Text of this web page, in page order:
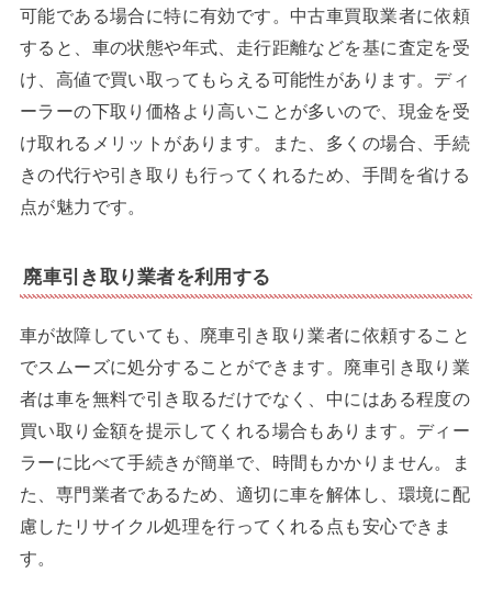
可能である場合に特に有効です。中古車買取業者に依頼
すると、車の状態や年式、走行距離などを基に査定を受
け、高値で買い取ってもらえる可能性があります。ディ
ーラーの下取り価格より高いことが多いので、現金を受
け取れるメリットがあります。また、多くの場合、手続
きの代行や引き取りも行ってくれるため、手間を省ける
点が魅力です。
廃車引き取り業者を利用する
車が故障していても、廃車引き取り業者に依頼すること
でスムーズに処分することができます。廃車引き取り業
者は車を無料で引き取るだけでなく、中にはある程度の
買い取り金額を提示してくれる場合もあります。ディー
ラーに比べて手続きが簡単で、時間もかかりません。ま
た、専門業者であるため、適切に車を解体し、環境に配
慮したリサイクル処理を行ってくれる点も安心できま
す。